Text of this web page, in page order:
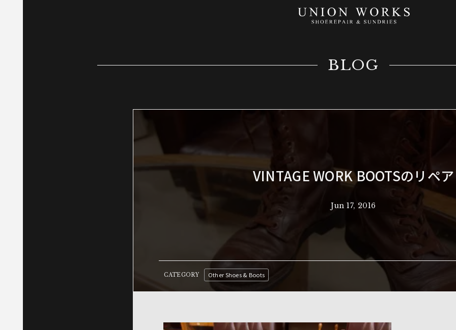
BLOG
VINTAGE WORK BOOTSのリペア
Jun 17, 2016
CATEGORY Other Shoes & Boots